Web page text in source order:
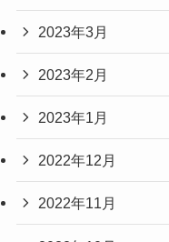
2023年3月
2023年2月
2023年1月
2022年12月
2022年11月